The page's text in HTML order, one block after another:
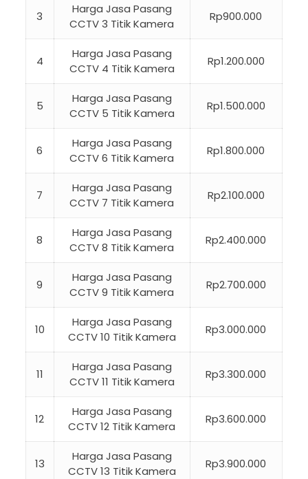
3
Harga Jasa Pasang
CCTV 3 Titik Kamera
Rp900.000
4
Harga Jasa Pasang
CCTV 4 Titik Kamera
Rp1.200.000
5
Harga Jasa Pasang
CCTV 5 Titik Kamera
Rp1.500.000
6
Harga Jasa Pasang
CCTV 6 Titik Kamera
Rp1.800.000
7
Harga Jasa Pasang
CCTV 7 Titik Kamera
Rp2.100.000
8
Harga Jasa Pasang
CCTV 8 Titik Kamera
Rp2.400.000
9
Harga Jasa Pasang
CCTV 9 Titik Kamera
Rp2.700.000
10
Harga Jasa Pasang
CCTV 10 Titik Kamera
Rp3.000.000
11
Harga Jasa Pasang
CCTV 11 Titik Kamera
Rp3.300.000
12
Harga Jasa Pasang
CCTV 12 Titik Kamera
Rp3.600.000
13
Harga Jasa Pasang
CCTV 13 Titik Kamera
Rp3.900.000